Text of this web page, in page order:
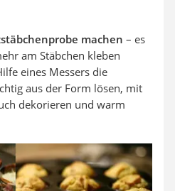
machen – es
am Stäbchen kleben
eines Messers die
aus der Form lösen, mit
dekorieren und warm